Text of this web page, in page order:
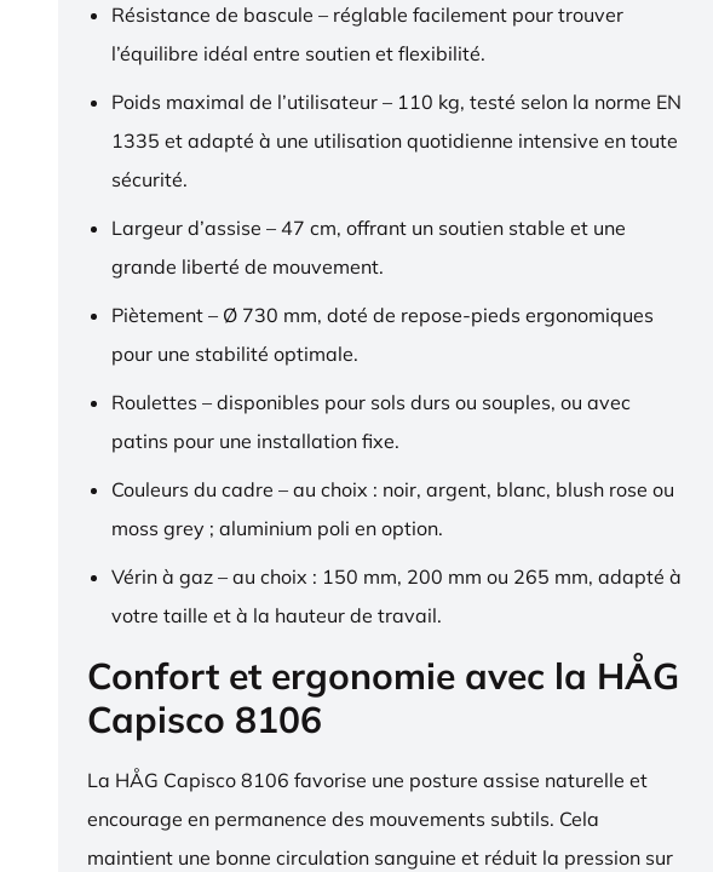
Résistance de bascule – réglable facilement pour trouver
l’équilibre idéal entre soutien et flexibilité.
Poids maximal de l’utilisateur – 110 kg, testé selon la norme EN
1335 et adapté à une utilisation quotidienne intensive en toute
sécurité.
Largeur d’assise – 47 cm, offrant un soutien stable et une
grande liberté de mouvement.
Piètement – Ø 730 mm, doté de repose-pieds ergonomiques
pour une stabilité optimale.
Roulettes – disponibles pour sols durs ou souples, ou avec
patins pour une installation fixe.
Couleurs du cadre – au choix : noir, argent, blanc, blush rose ou
moss grey ; aluminium poli en option.
Vérin à gaz – au choix : 150 mm, 200 mm ou 265 mm, adapté à
votre taille et à la hauteur de travail.
Confort et ergonomie avec la HÅG
Capisco 8106
La HÅG Capisco 8106 favorise une posture assise naturelle et
encourage en permanence des mouvements subtils. Cela
maintient une bonne circulation sanguine et réduit la pression sur